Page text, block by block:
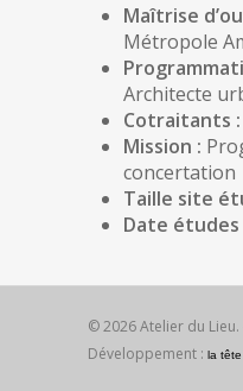
Maîtrise
Métropole
Architecte
Cotraitants :
Mission :
concertation
Taille site
Date études
© 2026 Atelier du
Développement : la